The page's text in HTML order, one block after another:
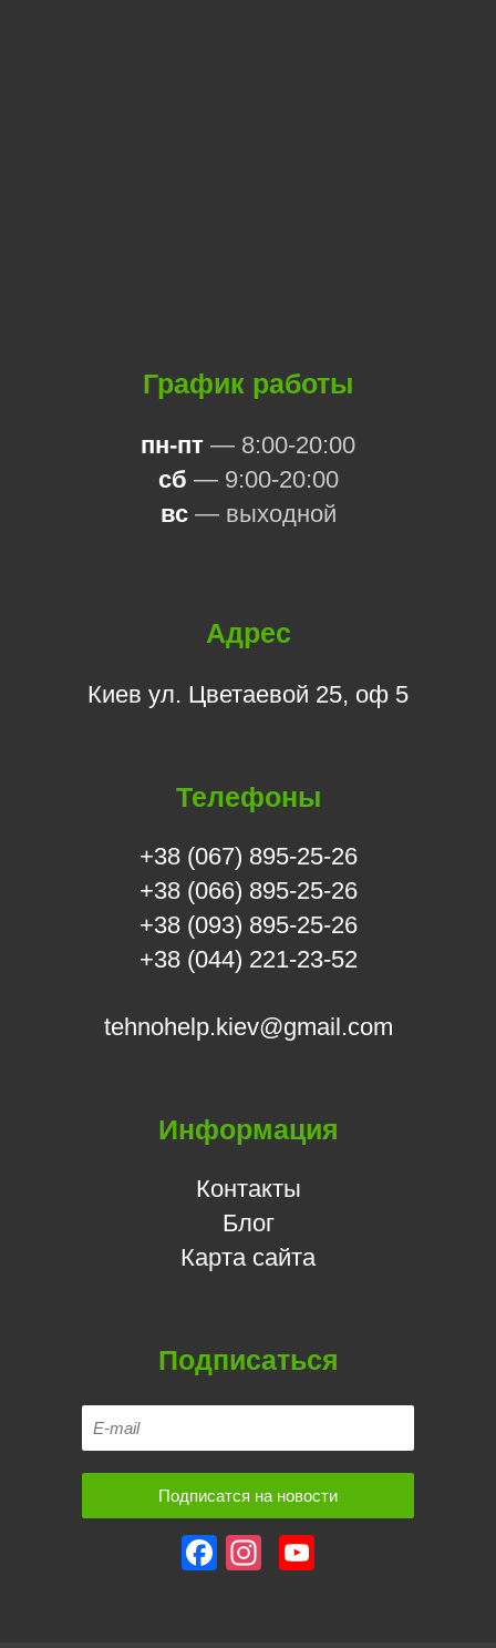
График работы
пн-пт — 8:00-20:00
сб — 9:00-20:00
вс— выходной
Адрес
Киев ул. Цветаевой 25, оф 5
Телефоны
+38 (067) 895-25-26
+38 (066) 895-25-26
+38 (093) 895-25-26
+38 (044) 221-23-52
tehnohelp.kiev@gmail.com
Информация
Контакты
Блог
Карта сайта
Подписаться
Facebook
Instagram